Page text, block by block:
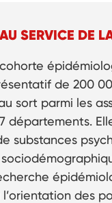
SERVICE DE
de 200
sort parmi les
départements.
substances
des